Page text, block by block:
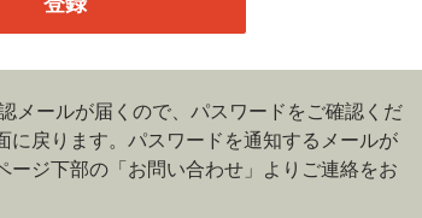
管理）
管理は会員の自己責任において行うものとします。
の第三者への漏洩、利用許諾、貸与、譲渡、名義変
の行為をしてはならないものとします。ユーザー名
損害の責任は、会員が負うものとし、当社は一切
メールが届くので、パスワードをご確認くだ
戻ります。 パスワードを通知するメールが
ージ下部の「お問い合わせ」よりご連絡をお